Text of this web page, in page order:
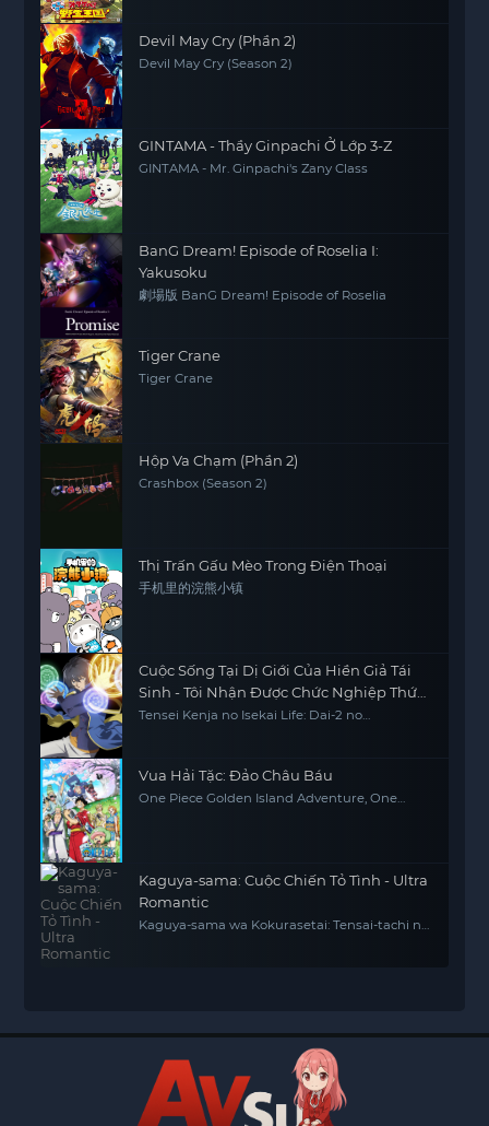
Devil May Cry (Phần 2)
Devil May Cry (Season 2)
GINTAMA - Thầy Ginpachi Ở Lớp 3-Z
GINTAMA - Mr. Ginpachi's Zany Class
BanG Dream! Episode of Roselia I:
Yakusoku
劇場版 BanG Dream! Episode of Roselia
Tiger Crane
Tiger Crane
Hộp Va Chạm (Phần 2)
Crashbox (Season 2)
Thị Trấn Gấu Mèo Trong Điện Thoại
手机里的浣熊小镇
Cuộc Sống Tại Dị Giới Của Hiền Giả Tái
Sinh - Tôi Nhận Được Chức Nghiệp Thứ
Hai, Và Đã Trở Thành Người Mạnh Nhất
Tensei Kenja no Isekai Life: Dai-2 no
Sage in the World
Vua Hải Tặc: Đảo Châu Báu
One Piece Golden Island Adventure, One
Kaguya-sama: Cuộc Chiến Tỏ Tình - Ultra
Romantic
Kaguya-sama wa Kokurasetai: Tensai-tachi no